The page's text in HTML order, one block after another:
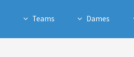
Teams Dames